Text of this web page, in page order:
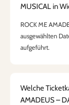
MUSICAL in
ROCK ME
ausgewählten
aufgeführt.
Welche
AMADEUS –